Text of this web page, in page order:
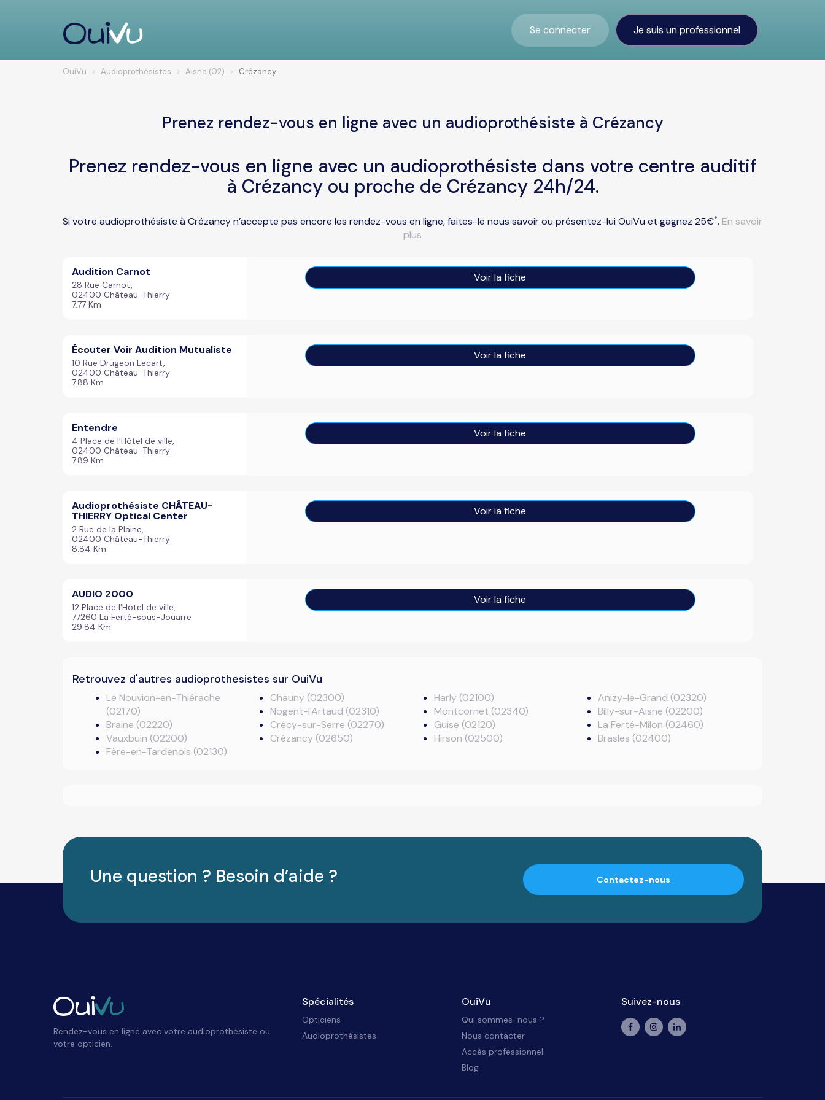
Se connecter Je suis un professionnel
OuiVu Audioprothésistes Aisne (02) Crézancy
Prenez rendez-vous en ligne avec un audioprothésiste à Crézancy
Prenez rendez-vous en ligne avec un audioprothésiste dans votre centre auditif
à Crézancy ou proche de Crézancy 24h/24.
Si votre audioprothésiste à Crézancy n’accepte pas encore les rendez-vous en ligne, faites-le nous savoir ou présentez-lui OuiVu et gagnez 25€*. En savoir
plus
Audition Carnot
28 Rue Carnot,
02400 Château-Thierry
7.77 Km
Voir la fiche
Écouter Voir Audition Mutualiste
10 Rue Drugeon Lecart,
02400 Château-Thierry
7.88 Km
Voir la fiche
Entendre
4 Place de l'Hôtel de ville,
02400 Château-Thierry
7.89 Km
Voir la fiche
Audioprothésiste CHÂTEAU-
THIERRY Optical Center
2 Rue de la Plaine,
02400 Château-Thierry
8.84 Km
Voir la fiche
AUDIO 2000
12 Place de l'Hôtel de ville,
77260 La Ferté-sous-Jouarre
29.84 Km
Voir la fiche
Retrouvez d'autres audioprothesistes sur OuiVu
Le Nouvion-en-Thiérache
(02170)
Braine (02220)
Vauxbuin (02200)
Fère-en-Tardenois (02130)
Chauny (02300)
Nogent-l'Artaud (02310)
Crécy-sur-Serre (02270)
Crézancy (02650)
Harly (02100)
Montcornet (02340)
Guise (02120)
Hirson (02500)
Anizy-le-Grand (02320)
Billy-sur-Aisne (02200)
La Ferté-Milon (02460)
Brasles (02400)
Une question ? Besoin d’aide ? Contactez-nous
Rendez-vous en ligne avec votre audioprothésiste ou
votre opticien.
Spécialités
Opticiens
Audioprothésistes
OuiVu
Qui sommes-nous ?
Nous contacter
Accès professionnel
Blog
Suivez-nous